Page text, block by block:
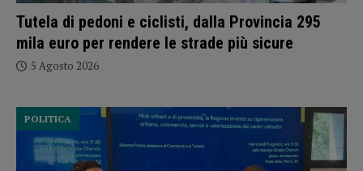
Tutela di pedoni e ciclisti, dalla Provincia 295
mila euro per rendere le strade più sicure
5 Agosto 2026
POLITICA